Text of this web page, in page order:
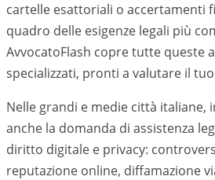
cartelle esattoriali o accertamenti
quadro delle esigenze legali più
AvvocatoFlash copre tutte queste
specializzati, pronti a valutare il
Nelle grandi e medie città italiane,
anche la domanda di assistenza
diritto digitale e privacy:
reputazione online, diffamazione